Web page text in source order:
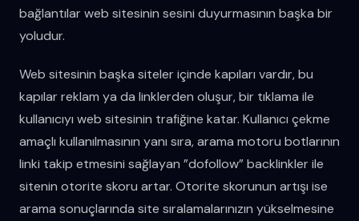
bağlantılar web sitesinin sesini duyurmasının başka bir
yoludur.
Web sitesinin başka siteler içinde kapıları vardır, bu
kapılar reklam ya da linklerden oluşur, bir tıklama ile
kullanıcıyı web sitesinin trafiğine katar. Kullanıcı çekme
amaçlı kullanılmasının yanı sıra, arama motoru botlarının
linki takip etmesini sağlayan ”dofollow” backlinkler ile
sitenin otorite skoru artar. Otorite skorunun artışı ise
arama sonuçlarında site sıralamalarınızın yükselmesine